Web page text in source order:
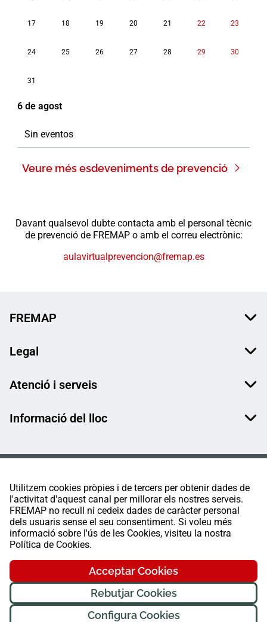
Utilitzem cookies pròpies i de tercers per obtenir dades de
l'activitat d'aquest canal per millorar els nostres serveis.
FREMAP no recull ni cedeix dades de caràcter personal
dels usuaris sense el seu consentiment. Si voleu més
informació sobre l'ús de les Cookies, visiteu la nostra
Política de Cookies.
Acceptar Cookies
Rebutjar Cookies
Configura Cookies
17 18 19 20 21 22 23
24 25 26 27 28 29 30
31
6 de agost
Sin eventos
Veure més esdeveniments de prevenció
Davant qualsevol dubte contacta amb el personal tècnic
de prevenció de FREMAP o amb el correu electrònic:
aulavirtualprevencion@fremap.es
FREMAP
Legal
Atenció i serveis
Informació del lloc
FREMAP Ⓒ Tots els drets reservats